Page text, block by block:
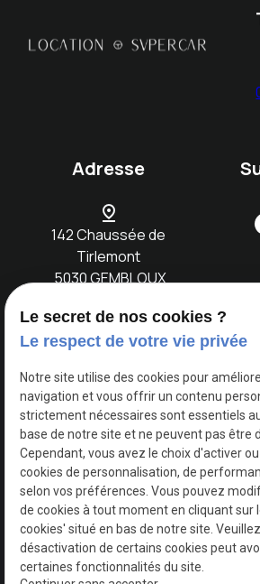
Adresse
pin_drop
142 Chaussée de
Tirlemont
5030 GEMBLOUX
Accueil
Notre Location
Mentions légales
Politique de
confidentialité
Gestion
des
cookies
Plan du
site
Le secret de nos cookies ?
Le respect de votre vie privée
Notre site utilise des cookies pour
navigation et vous offrir un contenu
strictement nécessaires sont essentiels
base de notre site et ne peuvent pas être
Cependant, vous avez le choix d'activer
cookies de personnalisation, de
selon vos préférences. Vous pouvez
de cookies à tout moment en cliquant sur
cookies' situé en bas de notre site.
désactivation de certains cookies peut
certaines fonctionnalités du site.